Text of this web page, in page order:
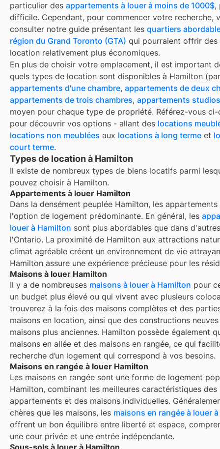
particulier des appartements à louer à moins de 1000$,
difficile. Cependant, pour commencer votre recherche,
consulter notre guide présentant les quartiers
région du Grand Toronto (GTA) qui pourraient offrir
location relativement plus économiques.
En plus de choisir votre emplacement, il est important
quels types de location sont disponibles à Hamilton
appartements d'une chambre, appartements de deux
appartements de trois chambres, appartements studios
moyen pour chaque type de propriété. Référez-vous ci-
pour découvrir vos options - allant des locations
locations non meublées aux locations à long terme et
court terme.
Types de location à Hamilton
Il existe de nombreux types de biens locatifs parmi
pouvez choisir à Hamilton.
Appartements à louer Hamilton
Dans la densément peuplée Hamilton, les
l'option de logement prédominante. En général, les
louer à Hamilton sont plus abordables que dans
l'Ontario. La proximité de Hamilton aux attractions
climat agréable créent un environnement de vie
Hamilton assure une expérience précieuse pour les
Maisons à louer Hamilton
Il y a de nombreuses maisons à louer à Hamilton pour
un budget plus élevé ou qui vivent avec plusieurs
trouverez à la fois des maisons complètes et des
maisons en location, ainsi que des constructions
maisons plus anciennes. Hamilton possède également
maisons en allée et des maisons en rangée, ce qui
recherche d’un logement qui correspond à vos besoins.
Maisons en rangée à louer Hamilton
Les maisons en rangée sont une forme de logement
Hamilton, combinant les meilleures caractéristiques des
appartements et des maisons individuelles.
chères que les maisons, les maisons en rangée à louer à
offrent un bon équilibre entre liberté et espace,
une cour privée et une entrée indépendante.
Sous-sols à louer à Hamilton